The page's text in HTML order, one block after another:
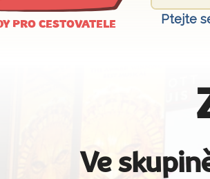
PRO CESTOVATELE Ptejte
Ve